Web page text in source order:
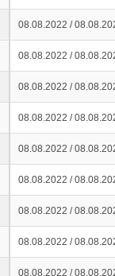
08.08.2022 /
08.08.2022 /
08.08.2022 /
08.08.2022 /
08.08.2022 /
08.08.2022 /
08.08.2022 /
08.08.2022 /
08.08.2022 /